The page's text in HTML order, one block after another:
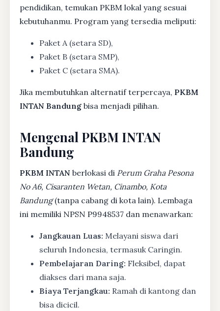
pendidikan, temukan PKBM lokal yang sesuai
kebutuhanmu. Program yang tersedia meliputi:
Paket A (setara SD),
Paket B (setara SMP),
Paket C (setara SMA).
Jika membutuhkan alternatif terpercaya, PKBM
INTAN Bandung bisa menjadi pilihan.
Mengenal PKBM INTAN
Bandung
PKBM INTAN berlokasi di Perum Graha Pesona
No A6, Cisaranten Wetan, Cinambo, Kota
Bandung(tanpa cabang di kota lain). Lembaga
ini memiliki NPSN P9948537 dan menawarkan:
Jangkauan Luas: Melayani siswa dari
seluruh Indonesia, termasuk Caringin.
Pembelajaran Daring: Fleksibel, dapat
diakses dari mana saja.
Biaya Terjangkau: Ramah di kantong dan
bisa dicicil.